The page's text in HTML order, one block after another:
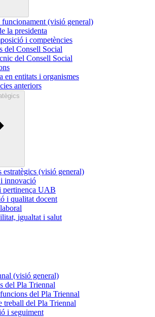
funcionament (visió general)
la presidenta
i competències
del Consell Social
del Consell Social
en entitats i organismes
anteriors
estratègics (visió general)
innovació
pertinença UAB
i qualitat docent
igualtat i salut
(visió general)
del Pla Triennal
del Pla Triennal
treball del Pla Triennal
i seguiment